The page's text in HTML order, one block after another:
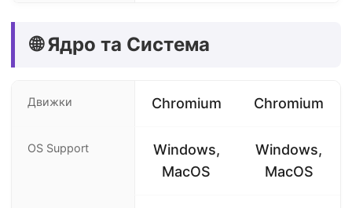
🌐 Ядро та Система
Движки Chromium Chromium
OS Support
Windows,
MacOS
Windows,
MacOS